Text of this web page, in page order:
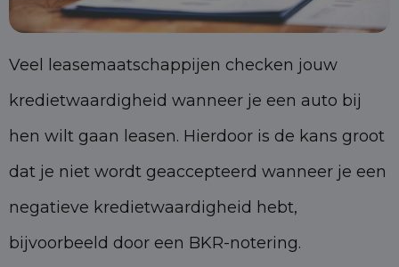
Veel leasemaatschappijen checken jouw
kredietwaardigheid wanneer je een auto bij
hen wilt gaan leasen. Hierdoor is de kans groot
dat je niet wordt geaccepteerd wanneer je een
negatieve kredietwaardigheid hebt,
bijvoorbeeld door een BKR-notering.